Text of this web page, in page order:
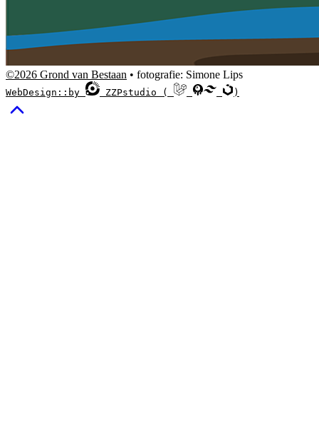
©2026 Grond van Bestaan • fotografie: Simone Lips
WebDesign::by ZZPstudio ( )